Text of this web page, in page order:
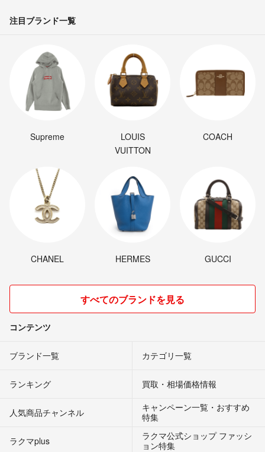
注目ブランド一覧
Supreme
LOUIS
VUITTON
COACH
CHANEL HERMES GUCCI
すべてのブランドを見る
コンテンツ
ブランド一覧 カテゴリ一覧
ランキング 買取・相場価格情報
人気商品チャンネル
キャンペーン一覧・おすすめ
特集
ラクマplus
ラクマ公式ショップ ファッシ
ョン特集